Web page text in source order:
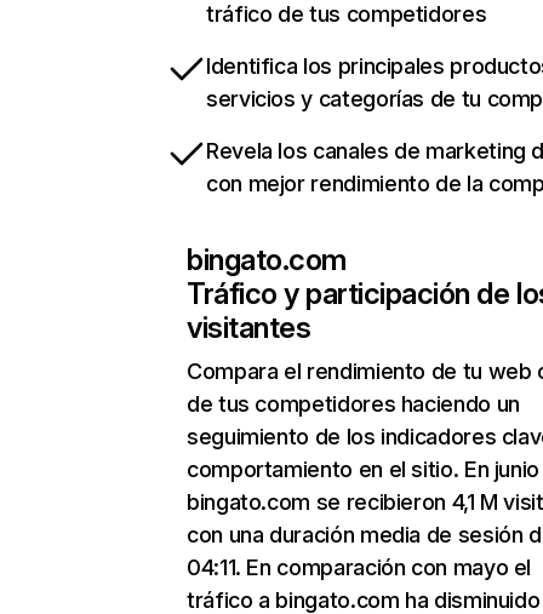
tráfico de tus competidores
Identifica los principales
servicios y categorías de tu
Revela los canales de marketing
con mejor rendimiento de la
bingato.com
Tráfico y participación de
visitantes
Compara el rendimiento de tu web
de tus competidores haciendo un
seguimiento de los indicadores
comportamiento en el sitio. En junio
bingato.com se recibieron 4,1 M
con una duración media de sesión
04:11. En comparación con mayo el
tráfico a bingato.com ha